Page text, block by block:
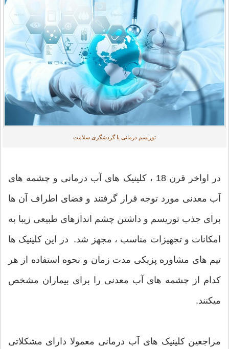
توریسم درمانی یا گردشگری سلامت
در اواخر قرن 18 ، کلینیک های آب درمانی و چشمه های
آب معدنی مورد توجه قرار گرفتند و فضای اطراف آن ها
برای جذب توریسم و داشتن چشم اندازهای طبیعی زیبا به
امکانات و تجهیزات مناسب ، مجهز شد. در این کلینیک ها
تیم های مشاوره پزیکی مدت زمان و نحوه استفاده از هر
کدام از چشمه های آب معدنی را برای بیماران مشخص
میکنند.
مراجعین کلینیک های آب درمانی معمولا دارای مشکلاتی